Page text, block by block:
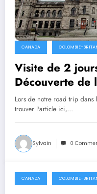
CANADA COLOMBIE-
Visite de 2
Découverte de
Lors de notre road trip dans
trouver l'article ici,…
Sylvain 0
août 16, 2022
CANADA COLOMBIE-